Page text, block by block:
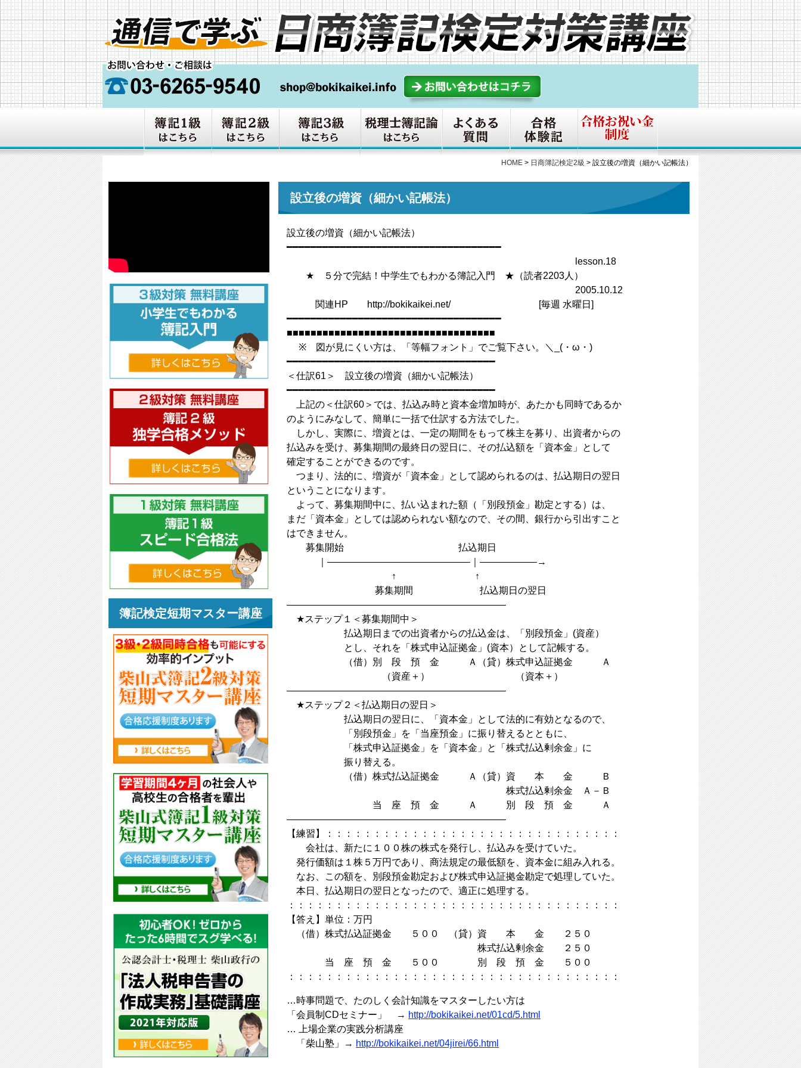
HOME > 日商簿記検定2級 > 設立後の増資（細かい記帳法）
設立後の増資（細かい記帳法）
設立後の増資（細かい記帳法）
━━━━━━━━━━━━━━━━━━━━━━━━━━━━━━━━━━━━
lesson.18
★ ５分で完結！中学生でもわかる簿記入門 ★（読者2203人）
2005.10.12
関連HP http://bokikaikei.net/ [毎週 水曜日]
━━━━━━━━━━━━━━━━━━━━━━━━━━━━━━━━━━━━
■■■■■■■■■■■■■■■■■■■■■■■■■■■■■■■■■■■
※ 図が見にくい方は、「等幅フォント」でご覧下さい。＼_(・ω・)
━━━━━━━━━━━━━━━━━━━━━━━━━━━━━━━━━━━
＜仕訳61＞ 設立後の増資（細かい記帳法）
━━━━━━━━━━━━━━━━━━━━━━━━━━━━━━━━━━━
上記の＜仕訳60＞では、払込み時と資本金増加時が、あたかも同時であるか
のようにみなして、簡単に一括で仕訳する方法でした。
しかし、実際に、増資とは、一定の期間をもって株主を募り、出資者からの
払込みを受け、募集期間の最終日の翌日に、その払込額を「資本金」として
確定することができるのです。
つまり、法的に、増資が「資本金」として認められるのは、払込期日の翌日
ということになります。
よって、募集期間中に、払い込まれた額（「別段預金」勘定とする）は、
まだ「資本金」としては認められない額なので、その間、銀行から引出すこと
はできません。
募集開始 払込期日
｜―――――――――――――――｜――――――→
↑ ↑
募集期間 払込期日の翌日
———————————————————————
★ステップ１＜募集期間中＞
払込期日までの出資者からの払込金は、「別段預金」(資産）
とし、それを「株式申込証拠金」(資本）として記帳する。
（借）別 段 預 金 Ａ（貸）株式申込証拠金 Ａ
（資産＋） （資本＋）
———————————————————————
★ステップ２＜払込期日の翌日＞
払込期日の翌日に、「資本金」として法的に有効となるので、
「別段預金」を「当座預金」に振り替えるとともに、
「株式申込証拠金」を「資本金」と「株式払込剰余金」に
振り替える。
（借）株式払込証拠金 Ａ（貸）資 本 金 Ｂ
株式払込剰余金 Ａ－Ｂ
当 座 預 金 Ａ 別 段 預 金 Ａ
———————————————————————
【練習】：：：：：：：：：：：：：：：：：：：：：：：：：：：：：：：
会社は、新たに１００株の株式を発行し、払込みを受けていた。
発行価額は１株５万円であり、商法規定の最低額を、資本金に組み入れる。
なお、この額を、別段預金勘定および株式申込証拠金勘定で処理していた。
本日、払込期日の翌日となったので、適正に処理する。
：：：：：：：：：：：：：：：：：：：：：：：：：：：：：：：：：：：
【答え】単位：万円
（借）株式払込証拠金 ５００ （貸）資 本 金 ２５０
株式払込剰余金 ２５０
当 座 預 金 ５００ 別 段 預 金 ５００
：：：：：：：：：：：：：：：：：：：：：：：：：：：：：：：：：：：
…時事問題で、たのしく会計知識をマスターしたい方は
「会員制CDセミナー」 → http://bokikaikei.net/01cd/5.html
… 上場企業の実践分析講座
「柴山塾」→ http://bokikaikei.net/04jirei/66.html
簿記検定短期マスター講座